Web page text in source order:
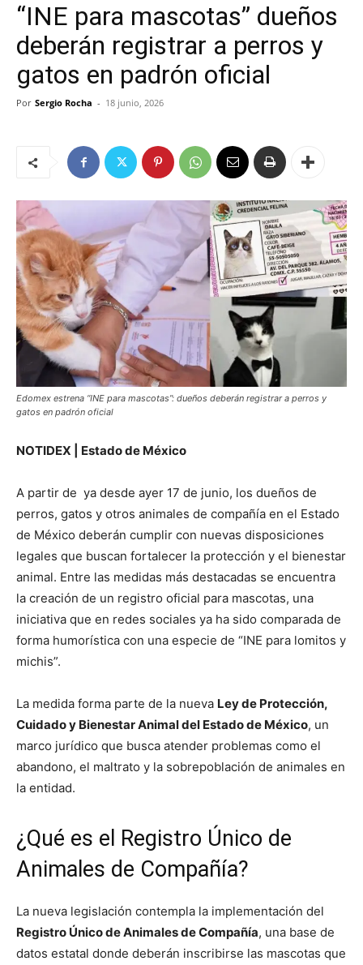
“INE para mascotas” dueños
deberán registrar a perros y
gatos en padrón oficial
Por Sergio Rocha - 18 junio, 2026
Edomex estrena “INE para mascotas”: dueños deberán registrar a perros y
gatos en padrón oficial
NOTIDEX | Estado de México
A partir de ya desde ayer 17 de junio, los dueños de
perros, gatos y otros animales de compañía en el Estado
de México deberán cumplir con nuevas disposiciones
legales que buscan fortalecer la protección y el bienestar
animal. Entre las medidas más destacadas se encuentra
la creación de un registro oficial para mascotas, una
iniciativa que en redes sociales ya ha sido comparada de
forma humorística con una especie de “INE para lomitos y
michis”.
La medida forma parte de la nueva Ley de Protección,
Cuidado y Bienestar Animal del Estado de México, un
marco jurídico que busca atender problemas como el
abandono, el maltrato y la sobrepoblación de animales en
la entidad.
¿Qué es el Registro Único de
Animales de Compañía?
La nueva legislación contempla la implementación del
Registro Único de Animales de Compañía, una base de
datos estatal donde deberán inscribirse las mascotas que